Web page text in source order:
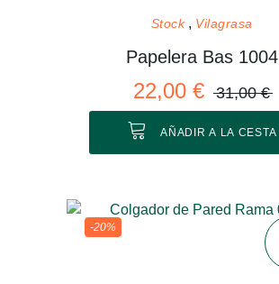
Stock Vilagrasa
Papelera Bas 1004
22,00 € 31,00 €
AÑADIR A LA CESTA
-20%